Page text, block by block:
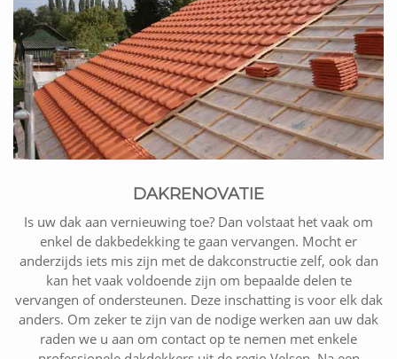
DAKRENOVATIE
Is uw dak aan vernieuwing toe? Dan volstaat het vaak om
enkel de dakbedekking te gaan vervangen. Mocht er
anderzijds iets mis zijn met de dakconstructie zelf, ook dan
kan het vaak voldoende zijn om bepaalde delen te
vervangen of ondersteunen. Deze inschatting is voor elk dak
anders. Om zeker te zijn van de nodige werken aan uw dak
raden we u aan om contact op te nemen met enkele